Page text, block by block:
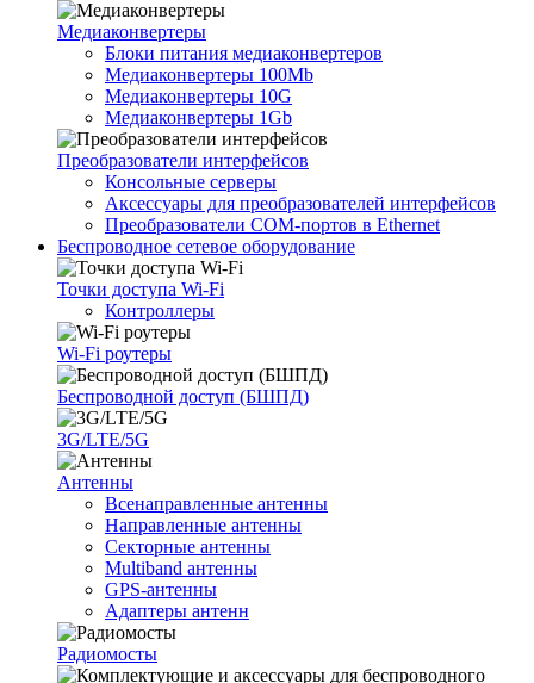
Медиаконвертеры
Блоки питания медиаконвертеров
Медиаконвертеры 100Mb
Медиаконвертеры 10G
Медиаконвертеры 1Gb
Преобразователи интерфейсов
Консольные серверы
Аксессуары для преобразователей интерфейсов
Преобразователи COM-портов в Ethernet
Беспроводное сетевое оборудование
Точки доступа Wi-Fi
Контроллеры
Wi-Fi роутеры
Беспроводной доступ (БШПД)
3G/LTE/5G
Антенны
Всенаправленные антенны
Направленные антенны
Секторные антенны
Multiband антенны
GPS-антенны
Адаптеры антенн
Радиомосты